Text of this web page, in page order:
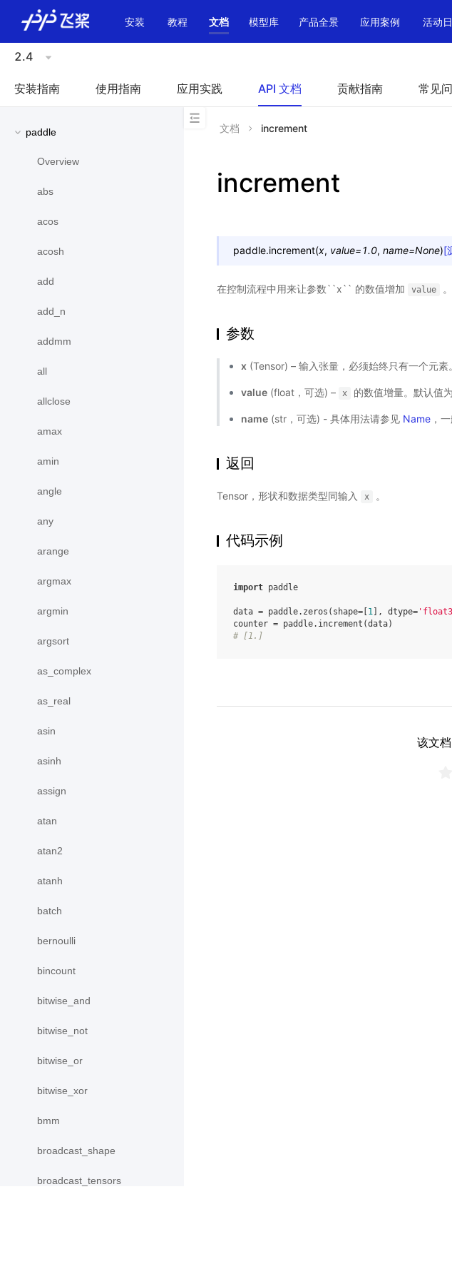
安装 教程 文档 模型库 产品全景 应用案例 活动
2.4
安装指南 使用指南 应用实践 API 文档 贡献指南 常见
paddle
Overview
abs
acos
acosh
add
add_n
addmm
all
allclose
amax
amin
angle
any
arange
argmax
argmin
argsort
as_complex
as_real
asin
asinh
assign
atan
atan2
atanh
batch
bernoulli
bincount
bitwise_and
bitwise_not
bitwise_or
bitwise_xor
bmm
broadcast_shape
broadcast_tensors
文档 increment
increment
paddle.increment(x, value=1.0, name=None)[
在控制流程中用来让参数``x`` 的数值增加 value 。
参数
x (Tensor) – 输入张量，必须始终只有一个元
value (float，可选) – x 的数值增量。默认值
name (str，可选) - 具体用法请参见 Name ，
返回
Tensor，形状和数据类型同输入 x 。
代码示例
import paddle
data = paddle. zeros ( shape= 1 ], dtype=
counter = paddle. increment (data)
# [1.]
该文